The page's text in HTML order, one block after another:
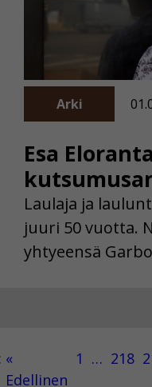
Esa
Arki
Laulaja ja
juuri 50 vuotta.
yhtyeensä
«
Edellinen
1 … 218